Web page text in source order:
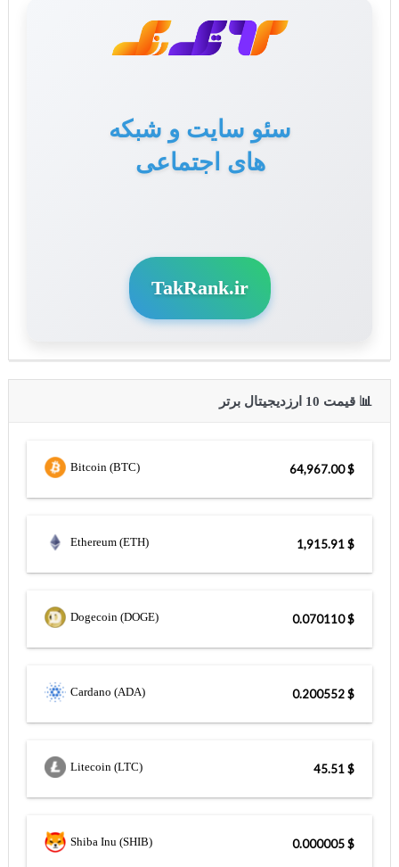
سئو سایت و شبکه
های اجتماعی
TakRank.ir
📊 قیمت 10 ارزدیجیتال برتر
Bitcoin (BTC) $ 64,967.00
Ethereum (ETH) $ 1,915.91
Dogecoin (DOGE) $ 0.070110
Cardano (ADA) $ 0.200552
Litecoin (LTC) $ 45.51
Shiba Inu (SHIB) $ 0.000005